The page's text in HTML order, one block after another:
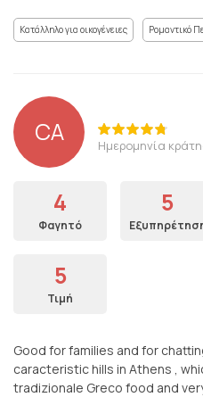
Κατάλληλο για οικογένειες Ρομαντικό
CA Ημερομηνία
4
Φαγητό
5
5
Τιμή
Good for families and for
caracteristic hills in Athens ,
tradizionale Greco food and